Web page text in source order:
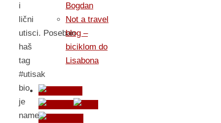
i
lični
utisci. Poseban
haš
tag
#utisak
bio
je
namenjen
Bogdan
Not a travel
blog –
biciklom do
Lisabona